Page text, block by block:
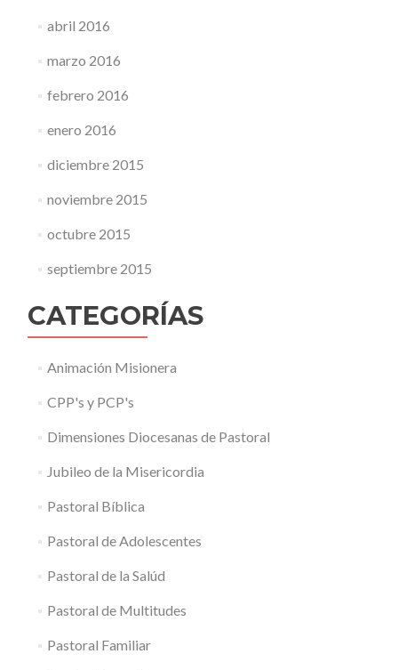
abril 2016
marzo 2016
febrero 2016
enero 2016
diciembre 2015
noviembre 2015
octubre 2015
septiembre 2015
CATEGORÍAS
Animación Misionera
CPP's y PCP's
Dimensiones Diocesanas de Pastoral
Jubileo de la Misericordia
Pastoral Bíblica
Pastoral de Adolescentes
Pastoral de la Salúd
Pastoral de Multitudes
Pastoral Familiar